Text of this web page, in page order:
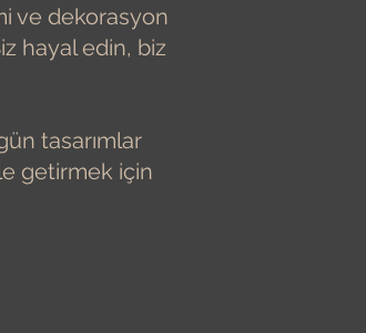
ve dekorasyon
hayal edin, biz
tasarımlar
getirmek için